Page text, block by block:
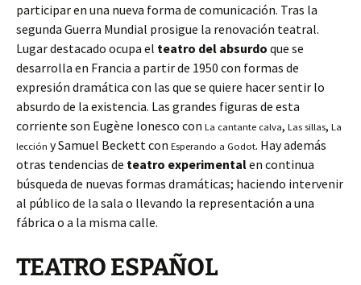
participar en una nueva forma de comunicación. Tras la
segunda Guerra Mundial prosigue la renovación teatral.
Lugar destacado ocupa el teatro del absurdo que se
desarrolla en Francia a partir de 1950 con formas de
expresión dramática con las que se quiere hacer sentir lo
absurdo de la existencia. Las grandes figuras de esta
corriente son Eugène Ionesco con La cantante calva, Las sillas, La
lección y Samuel Beckett con Esperando a Godot. Hay además
otras tendencias de teatro experimentalen continua
búsqueda de nuevas formas dramáticas; haciendo intervenir
al público de la sala o llevando la representación a una
fábrica o a la misma calle.
TEATRO ESPAÑOL